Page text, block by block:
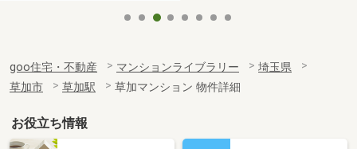
goo住宅・不動産 マンションライブラリー
埼玉県
草加市
草加駅 草加マンション 物件詳細
お役立ち情報